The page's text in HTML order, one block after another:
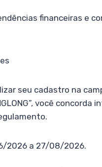
financeiras e
seu cadastro na
você
2026 a 27/08/2026.